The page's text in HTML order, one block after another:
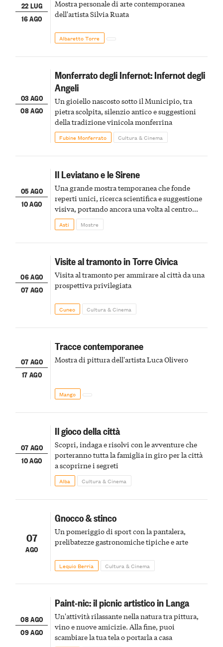
22 LUG
16 AGO
Mostra personale di arte contemporanea
dell'artista Silvia Ruata
Albaretto Torre
03 AGO
08 AGO
Monferrato degli Infernot: Infernot degli
Angeli
Un gioiello nascosto sotto il Municipio, tra
pietra scolpita, silenzio antico e suggestioni
della tradizione vinicola monferrina
Fubine Monferrato Cultura & Cinema
05 AGO
10 AGO
Il Leviatano e le Sirene
Una grande mostra temporanea che fonde
reperti unici, ricerca scientifica e suggestione
visiva, portando ancora una volta al centro
della scena le meraviglie del passato astigiano
Asti Mostre
06 AGO
07 AGO
Visite al tramonto in Torre Civica
Visita al tramonto per ammirare al città da una
prospettiva privilegiata
Cuneo Cultura & Cinema
07 AGO
17 AGO
Tracce contemporanee
Mostra di pittura dell'artista Luca Olivero
Mango
07 AGO
10 AGO
Il gioco della città
Scopri, indaga e risolvi con le avventure che
porteranno tutta la famiglia in giro per la città
a scoprirne i segreti
Alba Cultura & Cinema
07
AGO
Gnocco & stinco
Un pomeriggio di sport con la pantalera,
prelibatezze gastronomiche tipiche e arte
Lequio Berria Cultura & Cinema
08 AGO
09 AGO
Paint-nic: il picnic artistico in Langa
Un'attività rilassante nella natura tra pittura,
vino e nuove amicizie. Alla fine, puoi
scambiare la tua tela o portarla a casa